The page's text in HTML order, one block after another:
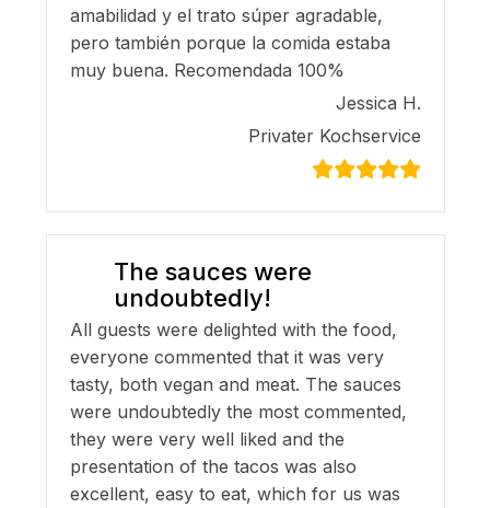
amabilidad y el trato súper agradable,
pero también porque la comida estaba
muy buena. Recomendada 100%
Jessica H.
Privater Kochservice
The sauces were
undoubtedly!
All guests were delighted with the food,
everyone commented that it was very
tasty, both vegan and meat. The sauces
were undoubtedly the most commented,
they were very well liked and the
presentation of the tacos was also
excellent, easy to eat, which for us was